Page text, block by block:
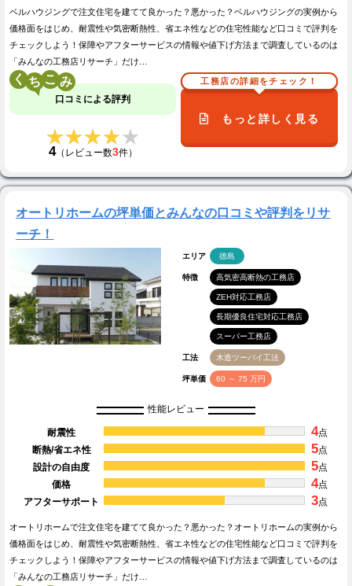
ベルハウジングで注文住宅を建てて良かった？悪かった？ベルハウジングの実例から
価格面をはじめ、耐震性や気密断熱性、省エネ性などの住宅性能など口コミで評判を
チェックしよう！保障やアフターサービスの情報や値下げ方法まで調査しているのは
「みんなの工務店リサーチ」だけ…
く こ
口コミによる評判
★★★★★
★★★★★
4（レビュー数3件）
工務店の詳細をチェック！
もっと詳しく見る
オートリホームの坪単価とみんなの口コミや評判をリサ
ーチ！
エリア 徳島
特徴 高気密高断熱の工務店
ZEH対応工務店
長期優良住宅対応工務店
スーパー工務店
工法 木造ツーバイ工法
坪単価 60 ～ 75 万円
性能レビュー
耐震性 4点
断熱/省エネ性
5点
設計の自由度
5点
価格
4点
アフターサポート
3点
オートリホームで注文住宅を建てて良かった？悪かった？オートリホームの実例から
価格面をはじめ、耐震性や気密断熱性、省エネ性などの住宅性能など口コミで評判を
チェックしよう！保障やアフターサービスの情報や値下げ方法まで調査しているのは
「みんなの工務店リサーチ」だけ…